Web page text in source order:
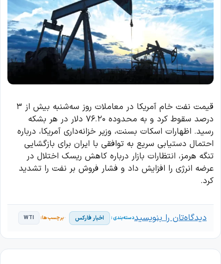
قیمت نفت خام آمریکا در معاملات روز سه‌شنبه بیش از ۳
درصد سقوط کرد و به محدوده ۷۶.۲۰ دلار در هر بشکه
رسید. اظهارات اسکات بسنت، وزیر خزانه‌داری آمریکا، درباره
احتمال دستیابی سریع به توافقی با ایران برای بازگشایی
تنگه هرمز، انتظارات بازار درباره کاهش ریسک اختلال در
عرضه انرژی را افزایش داد و فشار فروش بر نفت را تشدید
کرد.
اخبار فارکس WTI دیدگاه‌تان را بنویسید